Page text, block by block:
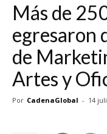
Más de
egresaron
de
Artes y
Por CadenaGlobal - 14